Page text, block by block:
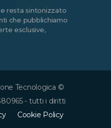
resta sintonizzato
che pubblichiamo
esclusive,
Tecnologica ©
- tutti i diritti
Cookie Policy